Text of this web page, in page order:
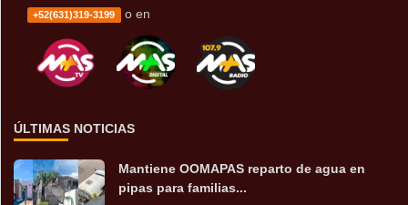
+52(631)319-3199 o en
ÚLTIMAS NOTICIAS
Mantiene OOMAPAS reparto de agua en
pipas para familias...